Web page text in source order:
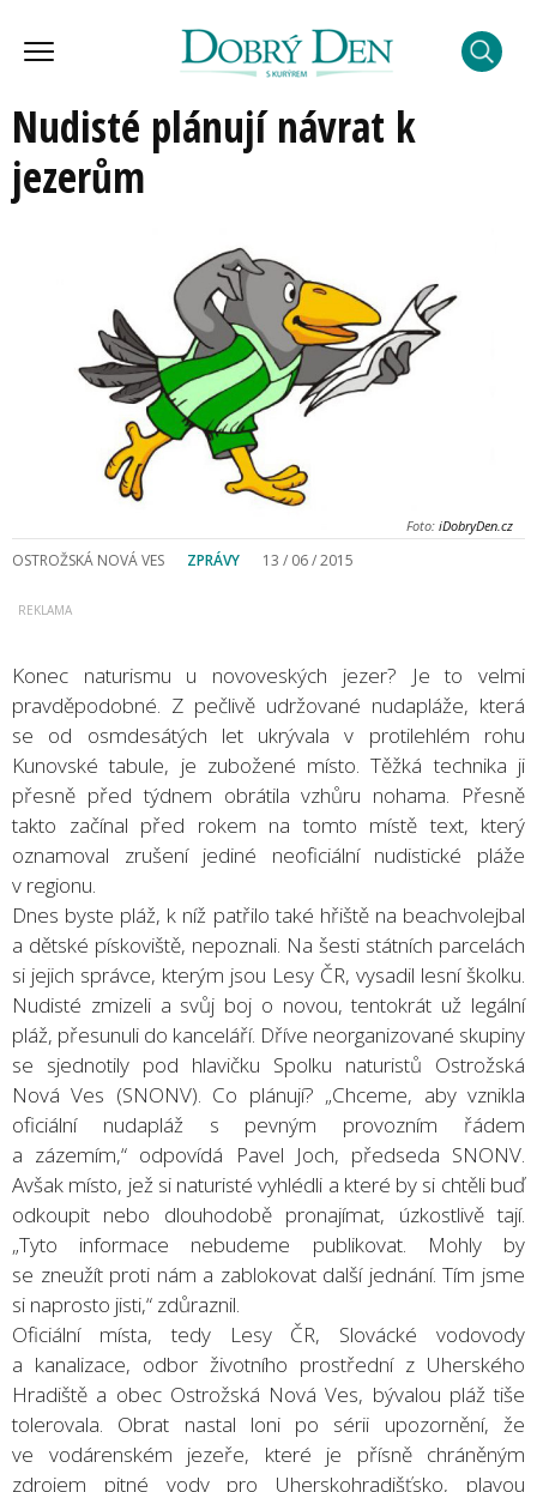
Nudisté plánují návrat k
jezerům
Foto: iDobryDen.cz
OSTROŽSKÁ NOVÁ VES ZPRÁVY 13 / 06 / 2015
Konec naturismu u novoveských jezer? Je to velmi
pravděpodobné. Z pečlivě udržované nudapláže, která
se od osmdesátých let ukrývala v protilehlém rohu
Kunovské tabule, je zubožené místo. Těžká technika ji
přesně před týdnem obrátila vzhůru nohama. Přesně
takto začínal před rokem na tomto místě text, který
oznamoval zrušení jediné neoficiální nudistické pláže
v regionu.
Dnes byste pláž, k níž patřilo také hřiště na beachvolejbal
a dětské pískoviště, nepoznali. Na šesti státních parcelách
si jejich správce, kterým jsou Lesy ČR, vysadil lesní školku.
Nudisté zmizeli a svůj boj o novou, tentokrát už legální
pláž, přesunuli do kanceláří. Dříve neorganizované skupiny
se sjednotily pod hlavičku Spolku naturistů Ostrožská
Nová Ves (SNONV). Co plánují? „Chceme, aby vznikla
oficiální nudapláž s pevným provozním řádem
a zázemím,“ odpovídá Pavel Joch, předseda SNONV.
Avšak místo, jež si naturisté vyhlédli a které by si chtěli buď
odkoupit nebo dlouhodobě pronajímat, úzkostlivě tají.
„Tyto informace nebudeme publikovat. Mohly by
se zneužít proti nám a zablokovat další jednání. Tím jsme
si naprosto jisti,“ zdůraznil.
Oficiální místa, tedy Lesy ČR, Slovácké vodovody
a kanalizace, odbor životního prostřední z Uherského
Hradiště a obec Ostrožská Nová Ves, bývalou pláž tiše
tolerovala. Obrat nastal loni po sérii upozornění, že
ve vodárenském jezeře, které je přísně chráněným
zdrojem pitné vody pro Uherskohradišťsko, plavou